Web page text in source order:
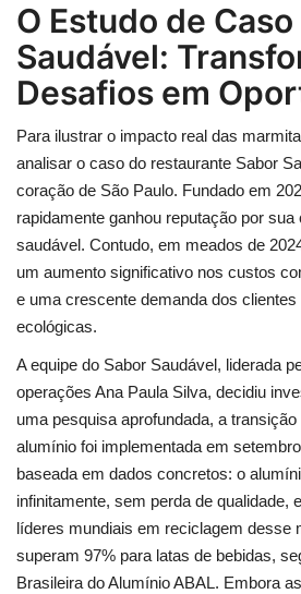
O Estudo de
Saudável:
Desafios em
Para ilustrar o impacto real das
analisar o caso do restaurante Sabor
coração de São Paulo. Fundado em
rapidamente ganhou reputação por
saudável. Contudo, em meados de
um aumento significativo nos custos
e uma crescente demanda dos
ecológicas.
A equipe do Sabor Saudável, liderada
operações Ana Paula Silva, decidiu
uma pesquisa aprofundada, a
alumínio foi implementada em
baseada em dados concretos: o
infinitamente, sem perda de qualidade,
líderes mundiais em reciclagem desse
superam 97% para latas de bebidas,
Brasileira do Alumínio ABAL. Embora